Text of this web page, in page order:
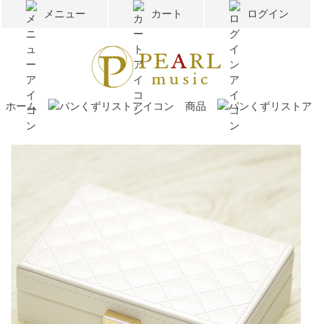
メニュー カート ログイン
ホーム 商品